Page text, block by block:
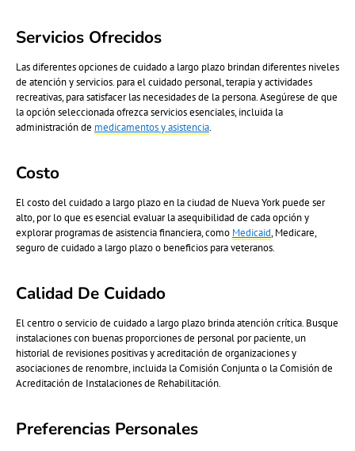
Servicios Ofrecidos
Las diferentes opciones de cuidado a largo plazo brindan diferentes niveles
de atención y servicios. para el cuidado personal, terapia y actividades
recreativas, para satisfacer las necesidades de la persona. Asegúrese de que
la opción seleccionada ofrezca servicios esenciales, incluida la
administración de medicamentos y asistencia.
Costo
El costo del cuidado a largo plazo en la ciudad de Nueva York puede ser
alto, por lo que es esencial evaluar la asequibilidad de cada opción y
explorar programas de asistencia financiera, como Medicaid, Medicare,
seguro de cuidado a largo plazo o beneficios para veteranos.
Calidad De Cuidado
El centro o servicio de cuidado a largo plazo brinda atención crítica. Busque
instalaciones con buenas proporciones de personal por paciente, un
historial de revisiones positivas y acreditación de organizaciones y
asociaciones de renombre, incluida la Comisión Conjunta o la Comisión de
Acreditación de Instalaciones de Rehabilitación.
Preferencias Personales